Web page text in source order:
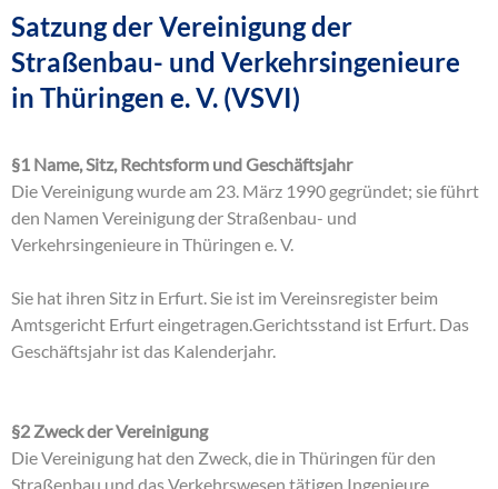
Satzung der Vereinigung der
Straßenbau- und Verkehrsingenieure
in Thüringen e. V. (VSVI)
§1 Name, Sitz, Rechtsform und Geschäftsjahr
Die Vereinigung wurde am 23. März 1990 gegründet; sie führt
den Namen Vereinigung der Straßenbau- und
Verkehrsingenieure in Thüringen e. V.
Sie hat ihren Sitz in Erfurt. Sie ist im Vereinsregister beim
Amtsgericht Erfurt eingetragen.Gerichtsstand ist Erfurt. Das
Geschäftsjahr ist das Kalenderjahr.
§2 Zweck der Vereinigung
Die Vereinigung hat den Zweck, die in Thüringen für den
Straßenbau und das Verkehrswesen tätigen Ingenieure